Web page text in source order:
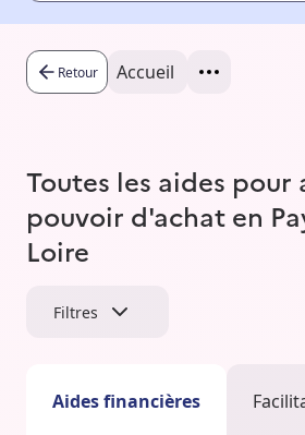
Besoin d'aide ?
Retour Accueil
Toutes les aides pour
pouvoir d'achat en
Loire
Filtres
Aides financières